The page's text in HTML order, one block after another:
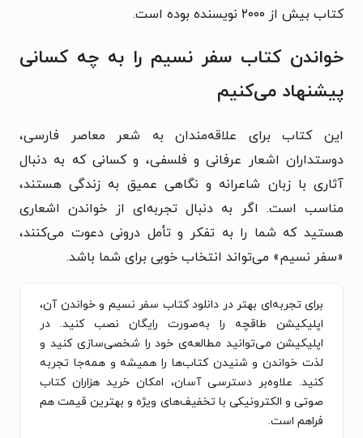
کتاب بیش از ۲۰۰۰ نویسنده بوده است.
خواندن کتاب سفر نسیم را به چه کسانی
پیشنهاد می‌کنیم
این کتاب برای علاقه‌مندان به شعر معاصر فارسی،
دوستداران اشعار عرفانی و فلسفی، و کسانی که به دنبال
آثاری با زبان شاعرانه و نگاهی عمیق به زندگی هستند،
مناسب است. اگر به دنبال تجربه‌ای از خواندن اشعاری
هستید که شما را به تفکر و تأمل درونی دعوت می‌کنند،
«سفر نسیم» می‌تواند انتخاب خوبی برای شما باشد.
برای تجربه‌ای بهتر در دانلود کتاب سفر نسیم و خواندن آن،
اپلیکیشن طاقچه را به‌صورت رایگان نصب کنید. در
اپلیکیشن می‌توانید مطالعه‌ی خود را شخصی‌سازی کنید و
لذت خواندن و شنیدن کتاب‌ها را همیشه و همه‌جا تجربه
کنید. علاوه‌بر دسترسی آسان، امکان خرید هزاران کتاب
صوتی و الکترونیکی با تخفیف‌های ویژه و بهترین قیمت هم
فراهم است.